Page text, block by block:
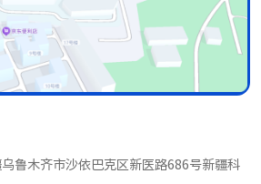
鲁木齐市沙依巴克区新医路686号新疆科